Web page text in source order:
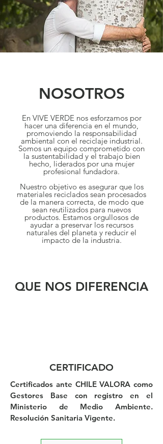
NOSOTROS
En VIVE VERDE nos esforzamos por
hacer una diferencia en el mundo,
promoviendo la responsabilidad
ambiental con el reciclaje industrial.
Somos un equipo comprometido con
la sustentabilidad y el trabajo bien
hecho, liderados por una mujer
profesional fundadora.
Nuestro objetivo es asegurar que los
materiales reciclados sean procesados
de la manera correcta, de modo que
sean reutilizados para nuevos
productos. Estamos orgullosos de
ayudar a preservar los recursos
naturales del planeta y reducir el
impacto de la industria.
QUE NOS DIFERENCIA
CERTIFICADO
Certificados ante CHILE VALORA como
Gestores Base con registro en el
Ministerio de Medio Ambiente.
Resolución Sanitaria Vigente.